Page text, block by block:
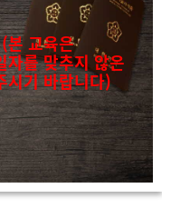
(본 교육은
자를 맞추지 않은
시기 바랍니다)